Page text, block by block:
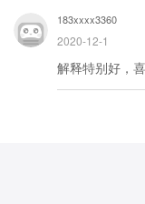
183xxxx3360
2020-12-1
解释特别好，